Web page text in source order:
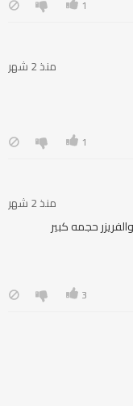
1
منذ 2 شهر
1
منذ 2 شهر
3